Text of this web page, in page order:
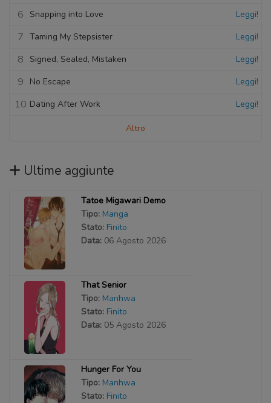
6 Snapping into Love Leggi!
7 Taming My Stepsister Leggi!
8 Signed, Sealed, Mistaken Leggi!
9 No Escape Leggi!
10 Dating After Work Leggi!
Altro
Ultime aggiunte
Tatoe Migawari Demo
Tipo: Manga
Stato: Finito
Data: 06 Agosto 2026
That Senior
Tipo: Manhwa
Stato: Finito
Data: 05 Agosto 2026
Hunger For You
Tipo: Manhwa
Stato: Finito